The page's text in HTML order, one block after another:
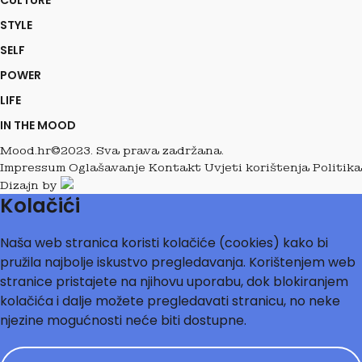
STYLE
SELF
POWER
LIFE
IN THE MOOD
Mood.hr©2023. Sva prava zadržana.
Impressum Oglašavanje Kontakt Uvjeti korištenja
Dizajn by
Kolačići
Naša web stranica koristi kolačiće (cookies) kako bi
pružila najbolje iskustvo pregledavanja. Korištenjem web
stranice pristajete na njihovu uporabu, dok blokiranjem
kolačića i dalje možete pregledavati stranicu, no neke
njezine mogućnosti neće biti dostupne.